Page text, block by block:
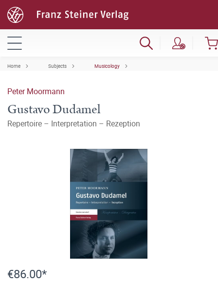
Home Subjects Musicology
Peter Moormann
Gustavo Dudamel
Repertoire – Interpretation – Rezeption
€86.00*